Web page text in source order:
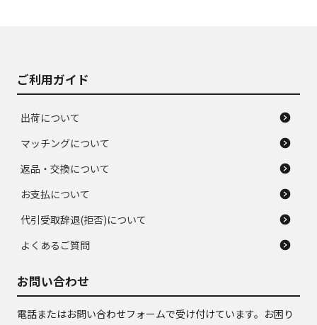
ご利用ガイド
出荷について
マッチングについて
返品・交換について
お支払について
代引受取辞退(拒否)について
よくあるご質問
お問い合わせ
電話またはお問い合わせフォームで受け付けています。お困り